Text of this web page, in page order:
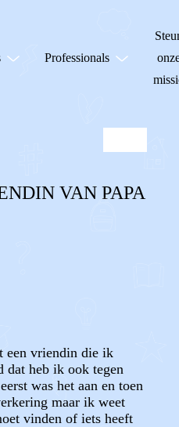
Professionals
VAN PAPA
een vriendin die ik
dat heb ik ook tegen
was het aan en toen
maar ik weet
vinden of iets heeft